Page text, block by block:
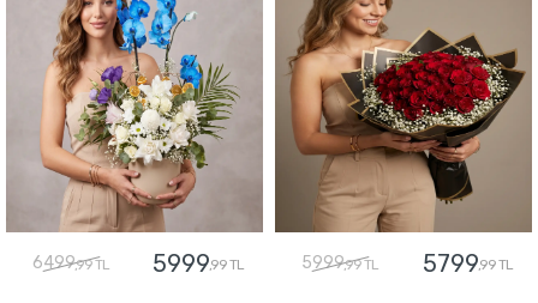
6499,99 TL 5999,99 TL 5999,99 TL 5799,99 TL